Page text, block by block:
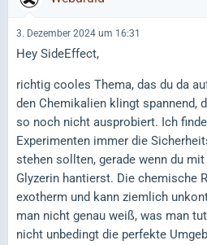
3. Dezember 2024 um 16:31
Hey SideEffect,
richtig cooles Thema, das du da
den Chemikalien klingt spannend,
so noch nicht ausprobiert. Ich
Experimenten immer die
stehen sollten, gerade wenn du
Glyzerin hantierst. Die chemische
exotherm und kann ziemlich
man nicht genau weiß, was man
nicht unbedingt die perfekte